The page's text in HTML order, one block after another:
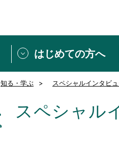
はじめての方へ
新規登録 ボランティア
知る・学ぶ スペシャルインタビ
スペシャル